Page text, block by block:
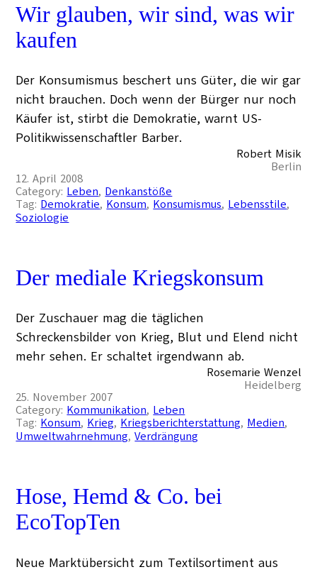
Wir glauben, wir sind, was wir
kaufen
Der Konsumismus beschert uns Güter, die wir gar
nicht brauchen. Doch wenn der Bürger nur noch
Käufer ist, stirbt die Demokratie, warnt US-
Politikwissenschaftler Barber.
Robert Misik
Berlin
12. April 2008
Category: Leben, Denkanstöße
Tag: Demokratie, Konsum, Konsumismus, Lebensstile
Soziologie
Der mediale Kriegskonsum
Der Zuschauer mag die täglichen
Schreckensbilder von Krieg, Blut und Elend nicht
mehr sehen. Er schaltet irgendwann ab.
Rosemarie Wenzel
Heidelberg
25. November 2007
Category:Kommunikation, Leben
Tag:Konsum, Krieg, Kriegsberichterstattung, Medien
Umweltwahrnehmung, Verdrängung
Hose, Hemd & Co. bei
EcoTopTen
Neue Marktübersicht zum Textilsortiment aus